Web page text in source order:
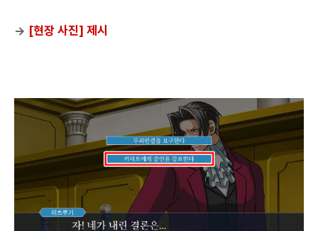
→ [현장 사진] 제시